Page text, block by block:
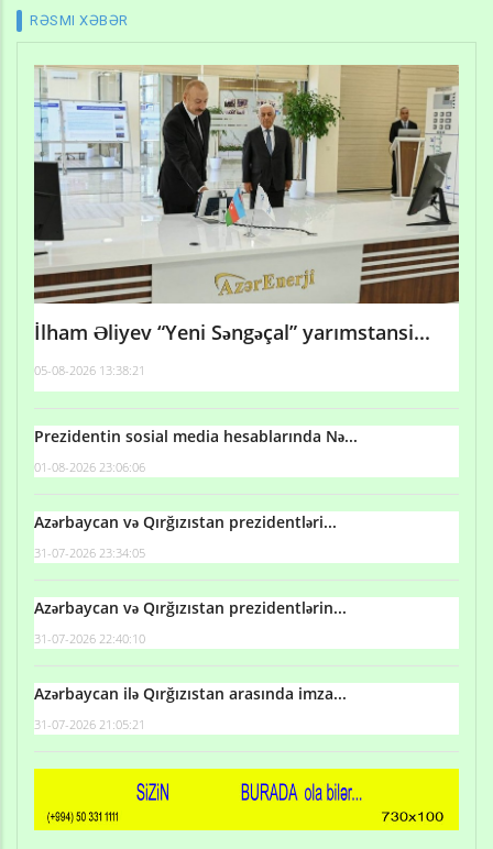
RƏSMI XƏBƏR
İlham Əliyev “Yeni Səngəçal” yarımstansi...
05-08-2026 13:38:21
Prezidentin sosial media hesablarında Nə...
01-08-2026 23:06:06
Azərbaycan və Qırğızıstan prezidentləri...
31-07-2026 23:34:05
Azərbaycan və Qırğızıstan prezidentlərin...
31-07-2026 22:40:10
Azərbaycan ilə Qırğızıstan arasında imza...
31-07-2026 21:05:21